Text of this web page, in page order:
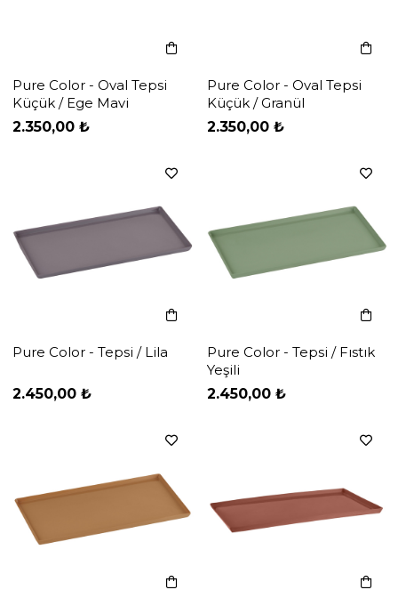
Pure Color - Oval Tepsi
Küçük / Ege Mavi
2.350,00 ₺
Pure Color - Oval Tepsi
Küçük / Granül
2.350,00 ₺
Pure Color - Tepsi / Lila
2.450,00 ₺
Pure Color - Tepsi / Fıstık
Yeşili
2.450,00 ₺